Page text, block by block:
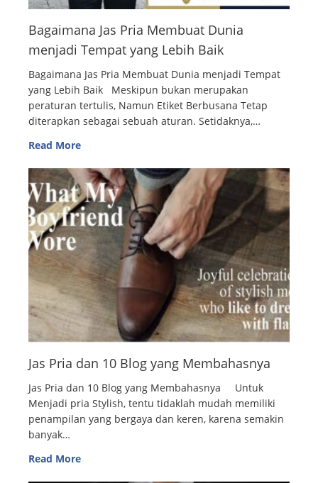
Bagaimana Jas Pria Membuat Dunia
menjadi Tempat yang Lebih Baik
Bagaimana Jas Pria Membuat Dunia menjadi Tempat
yang Lebih Baik Meskipun bukan merupakan
peraturan tertulis, Namun Etiket Berbusana Tetap
diterapkan sebagai sebuah aturan. Setidaknya,…
Read More
Jas Pria dan 10 Blog yang Membahasnya
Jas Pria dan 10 Blog yang Membahasnya Untuk
Menjadi pria Stylish, tentu tidaklah mudah memiliki
penampilan yang bergaya dan keren, karena semakin
banyak…
Read More